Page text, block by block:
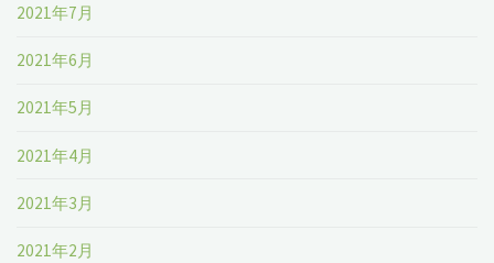
2021年7月
2021年6月
2021年5月
2021年4月
2021年3月
2021年2月